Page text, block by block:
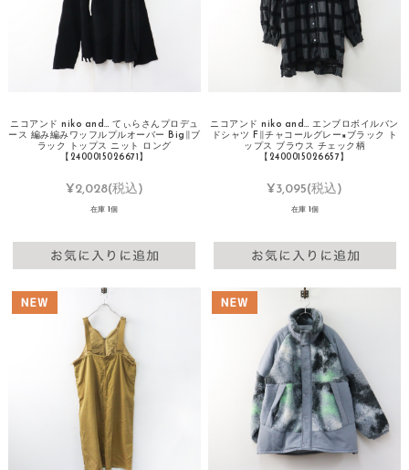
ニコアンド niko and… てぃらさんプロデュ
ース 編み編みワッフルプルオーバー Big∥ブ
ラック トップス ニット ロング
【2400015026671】
¥2,028(税込)
在庫 1個
ニコアンド niko and… エンブロボイルバン
ドシャツ F∥チャコールグレー×ブラック ト
ップス ブラウス チェック柄
【2400015026657】
¥3,095(税込)
在庫 1個